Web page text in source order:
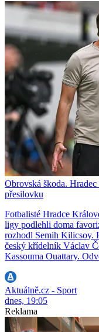
Obrovská škoda.
přesilovku
Fotbalisté Hradce
ligy podlehli doma
rozhodl Semih Kilicsoy.
český křídelník Václav
Kassouma Ouattary.
Aktuálně.cz - Sport
dnes, 19:05
Reklama